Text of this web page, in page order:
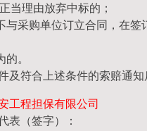
当理由放弃中标的；
与采购单位订立合同，在
。
及符合上述条件的索赔通
工程担保有限公司
表（签字）：